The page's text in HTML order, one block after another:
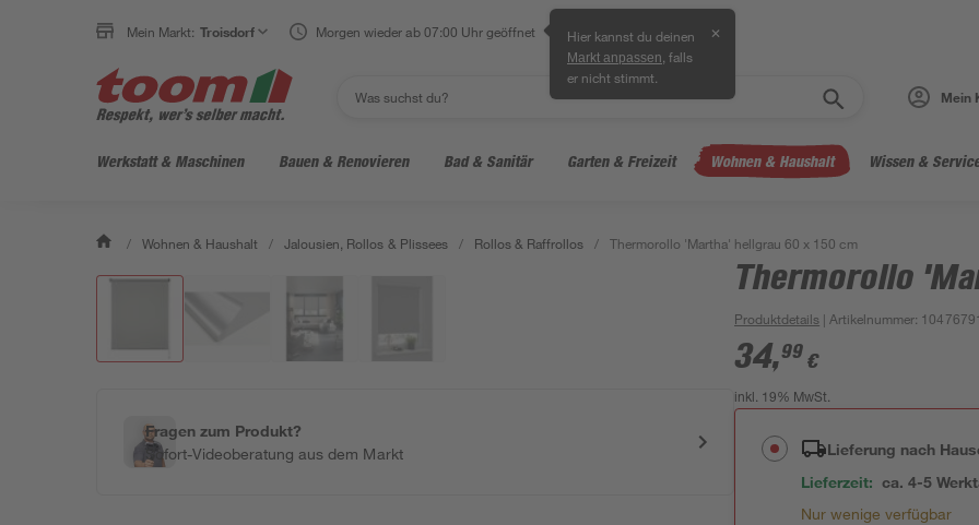
Mein Markt: Troisdorf Morgen wieder ab 07:00 Uhr geöffnet Hier kannst du deinen
Markt anpassen , falls
er nicht stimmt.
✕
Mein
Werkstatt & Maschinen Bauen & Renovieren Bad & Sanitär Garten & Freizeit Wohnen & Haushalt Wissen &
/ Wohnen & Haushalt / Jalousien, Rollos & Plissees / Rollos & Raffrollos / Thermorollo 'Martha' hellgrau 60 x 150 cm
Fragen zum Produkt?
Sofort-Videoberatung aus dem Markt
Thermorollo
Produktdetails | Artikelnummer: 10476791
34,99 €
inkl. 19% MwSt.
Lieferung nach
Lieferzeit: ca. 4-5
Nur wenige verfügbar